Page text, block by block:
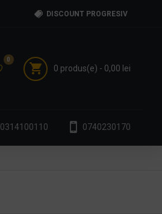
DISCOUNT PROGRESIV
0
0 produs(e) - 0,00 lei
0314100110 0740230170